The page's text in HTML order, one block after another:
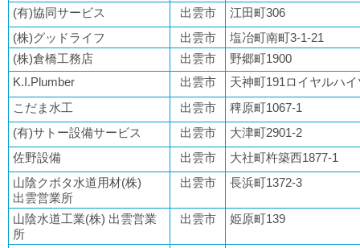
(有)協同サービス
出雲市
江田町306
(株)グッドライフ
出雲市
塩冶町南町3-1-21
(株)倉橋工務店
出雲市
野郷町1900
K.I.Plumber
出雲市
天神町191ロイヤルハ
こだま水工
出雲市
稗原町1067-1
(有)サトー設備サービス
出雲市
大津町2901-2
佐野設備
出雲市
大社町杵築西1877-1
山陰クボタ水道用材(株)
出雲営業所
出雲市 長浜町1372-3
山陰水道工業(株) 出雲営業
所
出雲市 姫原町139